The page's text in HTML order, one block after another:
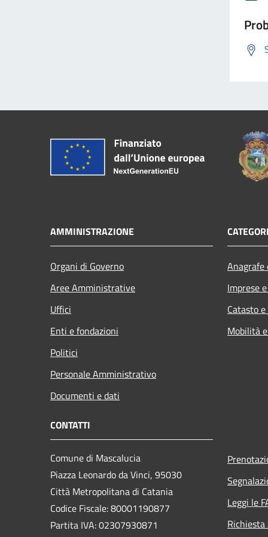
AMMINISTRAZIONE
Organi di Governo
Aree Amministrative
Uffici
Enti e fondazioni
Politici
Personale Amministrativo
Documenti e dati
Imprese
Catasto
Mobilità
CONTATTI
Comune di Mascalucia
Piazza Leonardo da Vinci, 95030
Città Metropolitana di Catania
Codice Fiscale: 80001190877
Partita IVA: 02307930871
Leggi le